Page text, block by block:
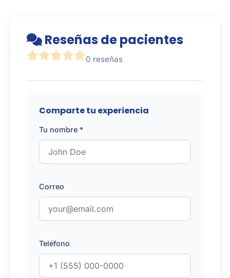
Reseñas de pacientes
0 reseñas
Comparte tu experiencia
Tu nombre *
Correo
Teléfono